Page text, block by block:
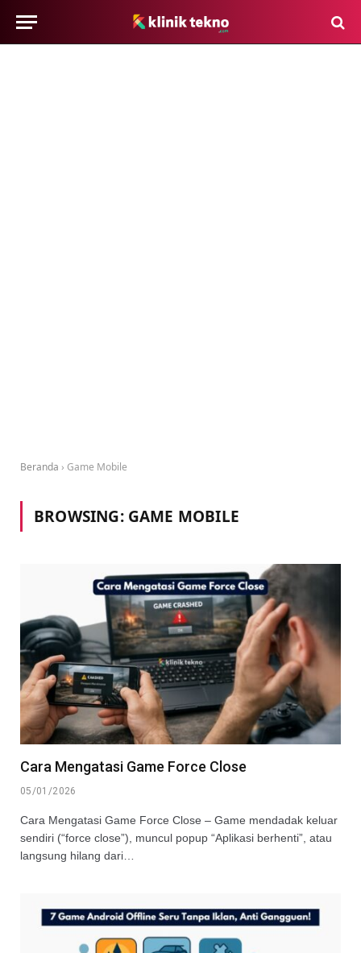
Beranda › Game Mobile
BROWSING: GAME MOBILE
Cara Mengatasi Game Force Close
05/01/2026
Cara Mengatasi Game Force Close – Game mendadak keluar
sendiri (“force close”), muncul popup “Aplikasi berhenti”, atau
langsung hilang dari…